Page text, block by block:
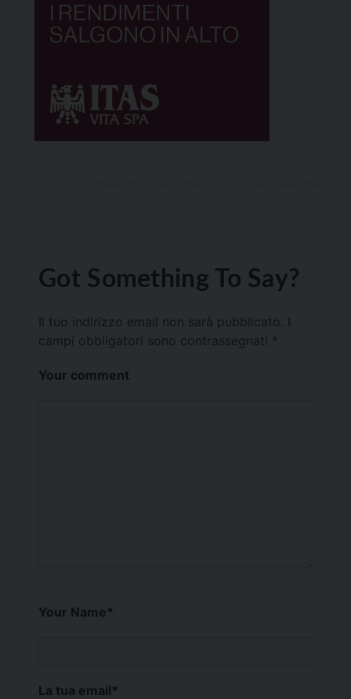
Got Something To Say?
Il tuo indirizzo email non sarà pubblicato.
campi obbligatori sono contrassegnati *
Your comment
Your Name*
La tua email*